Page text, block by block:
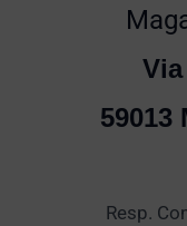
59013
Resp.